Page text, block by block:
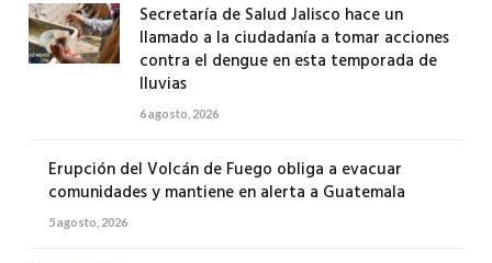
Secretaría de Salud Jalisco hace un
llamado a la ciudadanía a tomar acciones
contra el dengue en esta temporada de
lluvias
6 agosto, 2026
Erupción del Volcán de Fuego obliga a evacuar
comunidades y mantiene en alerta a Guatemala
5 agosto, 2026